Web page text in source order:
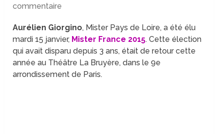
commentaire
Aurélien Giorgino, Mister Pays de Loire, a été élu
mardi 15 janvier, Mister France 2015. Cette élection
qui avait disparu depuis 3 ans, était de retour cette
année au Théâtre La Bruyère, dans le 9e
arrondissement de Paris.